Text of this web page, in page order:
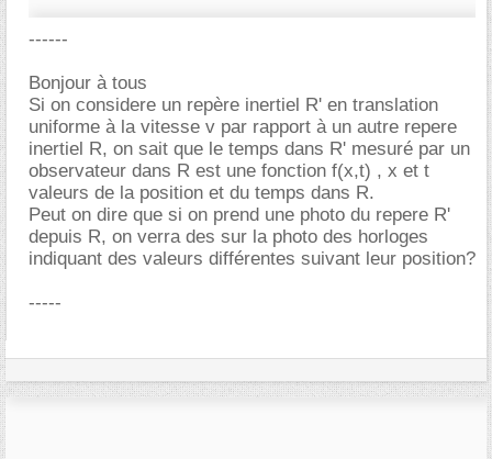
------
Bonjour à tous
Si on considere un repère inertiel R' en translation
uniforme à la vitesse v par rapport à un autre repere
inertiel R, on sait que le temps dans R' mesuré par un
observateur dans R est une fonction f(x,t) , x et t
valeurs de la position et du temps dans R.
Peut on dire que si on prend une photo du repere R'
depuis R, on verra des sur la photo des horloges
indiquant des valeurs différentes suivant leur position?
-----